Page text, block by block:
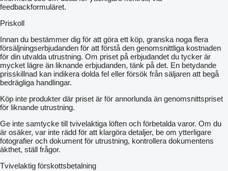
feedbackformuläret.
Priskoll
Innan du bestämmer dig för att göra ett köp, granska noga flera
försäljningserbjudanden för att förstå den genomsnittliga kostnaden
för din utvalda utrustning. Om priset på erbjudandet du tycker är
mycket lägre än liknande erbjudanden, tänk på det. En betydande
prisskillnad kan indikera dolda fel eller försök från säljaren att begå
bedrägliga handlingar.
Köp inte produkter där priset är för annorlunda än genomsnittspriset
för liknande utrustning.
Ge inte samtycke till tvivelaktiga löften och förbetalda varor. Om du
är osäker, var inte rädd för att klargöra detaljer, be om ytterligare
fotografier och dokument för utrustning, kontrollera dokumentens
äkthet, ställ frågor.
Tvivelaktig förskottsbetalning